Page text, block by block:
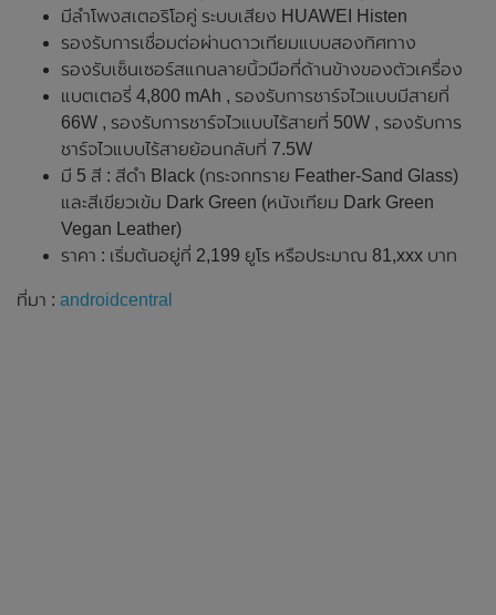
มีลำโพงสเตอริโอคู่ ระบบเสียง HUAWEI Histen
รองรับการเชื่อมต่อผ่านดาวเทียมแบบสองทิศทาง
รองรับเซ็นเซอร์สแกนลายนิ้วมือที่ด้านข้างของตัวเครื่อง
แบตเตอรี่ 4,800 mAh , รองรับการชาร์จไวแบบมีสายที่
66W , รองรับการชาร์จไวแบบไร้สายที่ 50W , รองรับการ
ชาร์จไวแบบไร้สายย้อนกลับที่ 7.5W
มี 5 สี : สีดำ Black (กระจกทราย Feather-Sand Glass)
และสีเขียวเข้ม Dark Green (หนังเทียม Dark Green
Vegan Leather)
ราคา : เริ่มต้นอยู่ที่ 2,199 ยูโร หรือประมาณ 81,xxx บาท
ที่มา : androidcentral